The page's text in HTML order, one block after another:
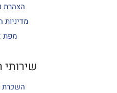
הצהרת
מדיניות
מפת
השכרת